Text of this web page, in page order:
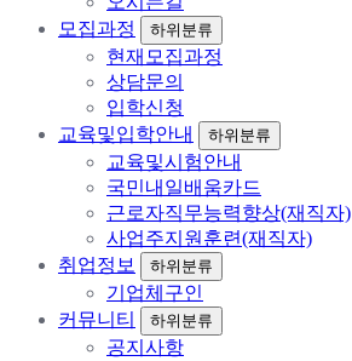
모집과정
하위분류
현재모집과정
상담문의
입학신청
교육및입학안내
하위분류
교육및시험안내
국민내일배움카드
근로자직무능력향상(재직자)
사업주지원훈련(재직자)
취업정보
하위분류
기업체구인
커뮤니티
하위분류
공지사항